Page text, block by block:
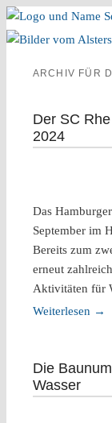
ARCHIV FÜR
Der SC
2024
Das
September im
Bereits zum
erneut
Aktivitäten für
Weiterlesen →
Die
Wasser
▼
▼
▼